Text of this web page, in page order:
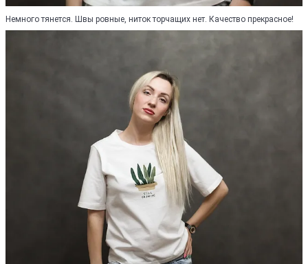
Немного тянется. Швы ровные, ниток торчащих нет. Качество прекрасное!